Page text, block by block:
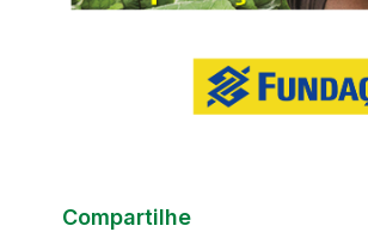
Compartilhe